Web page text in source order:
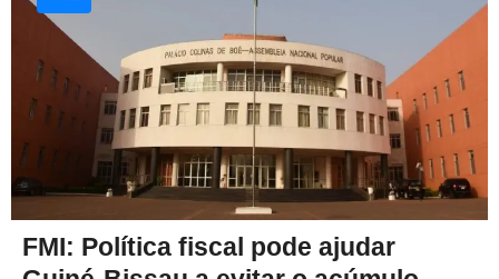
FMI: Política fiscal pode ajudar